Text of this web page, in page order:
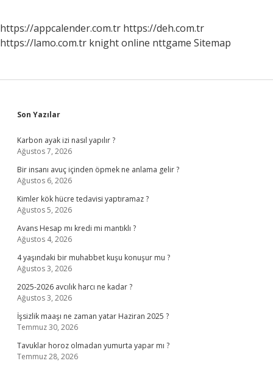
https://appcalender.com.tr https://deh.com.tr
https://lamo.com.tr knight online nttgame Sitemap
Sidebar
Son Yazılar
Karbon ayak izi nasıl yapılır ?
Ağustos 7, 2026
Bir insanı avuç içinden öpmek ne anlama gelir ?
Ağustos 6, 2026
Kimler kök hücre tedavisi yaptıramaz ?
Ağustos 5, 2026
Avans Hesap mı kredi mi mantıklı ?
Ağustos 4, 2026
4 yaşındaki bir muhabbet kuşu konuşur mu ?
Ağustos 3, 2026
2025-2026 avcılık harcı ne kadar ?
Ağustos 3, 2026
İşsizlik maaşı ne zaman yatar Haziran 2025 ?
Temmuz 30, 2026
Tavuklar horoz olmadan yumurta yapar mı ?
Temmuz 28, 2026